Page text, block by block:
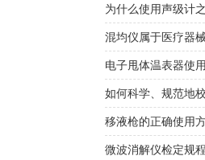
为什么使用声级计
混均仪属于医疗器
电子甩体温表器使
如何科学、规范地
移液枪的正确使用
微波消解仪检定规